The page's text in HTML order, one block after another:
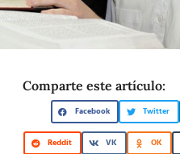
Comparte este artículo:
Facebook Twitter
Reddit VK OK